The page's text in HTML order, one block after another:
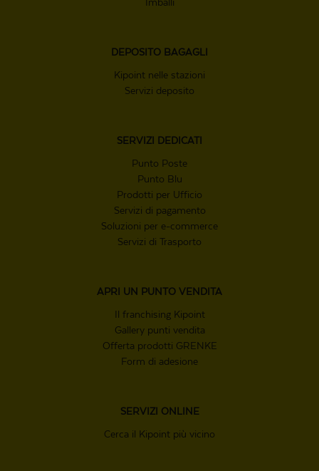
Imballi
DEPOSITO BAGAGLI
Kipoint nelle stazioni
Servizi deposito
SERVIZI
DEDICATI
Punto Poste
Punto Blu
Prodotti per Ufficio
Servizi di pagamento
Soluzioni per e-commerce
Servizi di Trasporto
APRI UN
PUNTO VENDITA
Il franchising Kipoint
Gallery punti vendita
Offerta prodotti GRENKE
Form di adesione
SERVIZI ONLINE
Cerca il Kipoint più vicino